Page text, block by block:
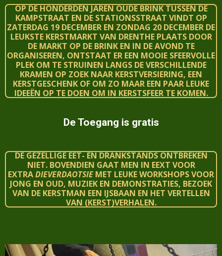
OP DE HONDERDEN JAREN OUDE BRINK TUSSEN DE
KAMPSTRAAT EN DE STATIONSSTRAAT VINDT OP
ZATERDAG 19 DECEMBER EN ZONDAG 20 DECEMBER DE
LEUKSTE KERSTMARKT VAN DRENTHE PLAATS DOOR
DE MARKT OP DE BRINK EN IN DE AVOND TE
ORGANISEREN, ONTSTAAT ER EEN MOOIE SFEERVOLLE
PLEK OM TE STRUINEN LANGS DE VERSCHILLENDE
KRAMEN OP ZOEK NAAR KERSTVERSIERING, EEN
KERSTGESCHENK OF OM ZO MAAR EEN PAAR LEUKE
IDEEËN OP TE DOEN OM IN KERSTSFEER TE KOMEN.
De Toegang is gratis
DE GEZELLIGE EET- EN DRANKSTANDS ONTBREKEN
NIET. BOVENDIEN GAAT MEN IN EEXT VOOR
EXTRADIEVERDAOTSIE MET LEUKE WORKSHOPS VOOR
JONG EN OUD, MUZIEK EN DEMONSTRATIES, BEZOEK
VAN DE KERSTMAN EEN IJSBAAN EN HET VERTELLEN
VAN (KERST)VERHALEN.